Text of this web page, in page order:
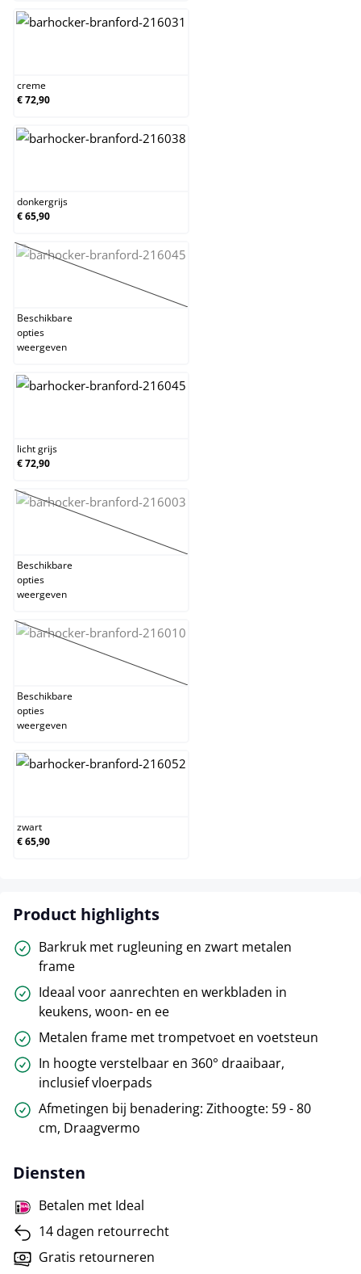
creme
€ 72,90
donkergrijs
€ 65,90
grijs
(Deze optie is momenteel niet beschikbaar.)
Beschikbare
opties
weergeven
licht grijs
€ 72,90
rood
(Deze optie is momenteel niet beschikbaar.)
Beschikbare
opties
weergeven
wit
(Deze optie is momenteel niet beschikbaar.)
Beschikbare
opties
weergeven
zwart
€ 65,90
Product highlights
Barkruk met rugleuning en zwart metalen
frame
Ideaal voor aanrechten en werkbladen in
keukens, woon- en ee
Metalen frame met trompetvoet en voetsteun
In hoogte verstelbaar en 360° draaibaar,
inclusief vloerpads
Afmetingen bij benadering: Zithoogte: 59 - 80
cm, Draagvermo
Diensten
Betalen met Ideal
14 dagen retourrecht
Gratis retourneren